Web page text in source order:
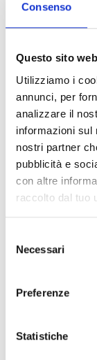
Consenso
Questo sito
Utilizziamo i
annunci, per
analizzare il
informazioni sul
nostri partner
pubblicità e
con altre
raccolto dal tuo
delNecessari
Preferenze
Statistiche
Descrizione
Stampante 3D
corso di
unkit ugelli
Devi
Puoi cercare i